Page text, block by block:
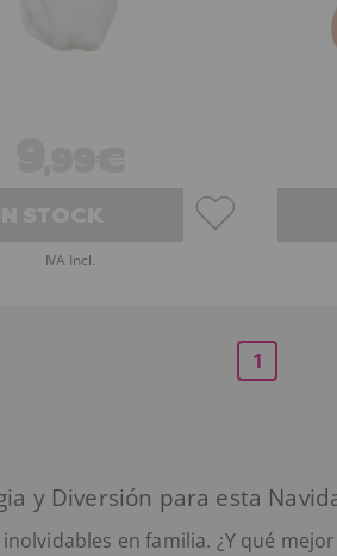
IVA Incl.
1
y Diversión para esta
en familia. ¿Y qué